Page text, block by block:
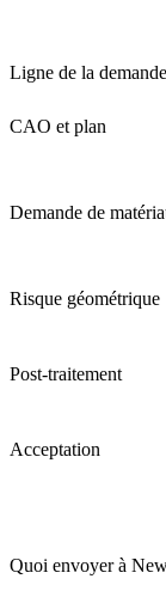
Ligne de la
CAO et plan
Demande de
Risque géométrique
Post-traitement
Acceptation
Quoi envoyer à